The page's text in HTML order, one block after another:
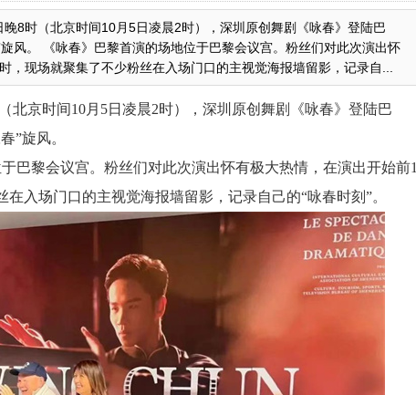
8时（北京时间10月5日凌晨2时），深圳原创舞剧《咏春》登陆巴
风。 《咏春》巴黎首演的场地位于巴黎会议宫。粉丝们对此次演出怀
，现场就聚集了不少粉丝在入场门口的主视觉海报墙留影，记录自...
京时间10月5日凌晨2时），深圳原创舞剧《咏春》登陆巴
”旋风。
黎会议宫。粉丝们对此次演出怀有极大热情，在演出开始前1
入场门口的主视觉海报墙留影，记录自己的“咏春时刻”。